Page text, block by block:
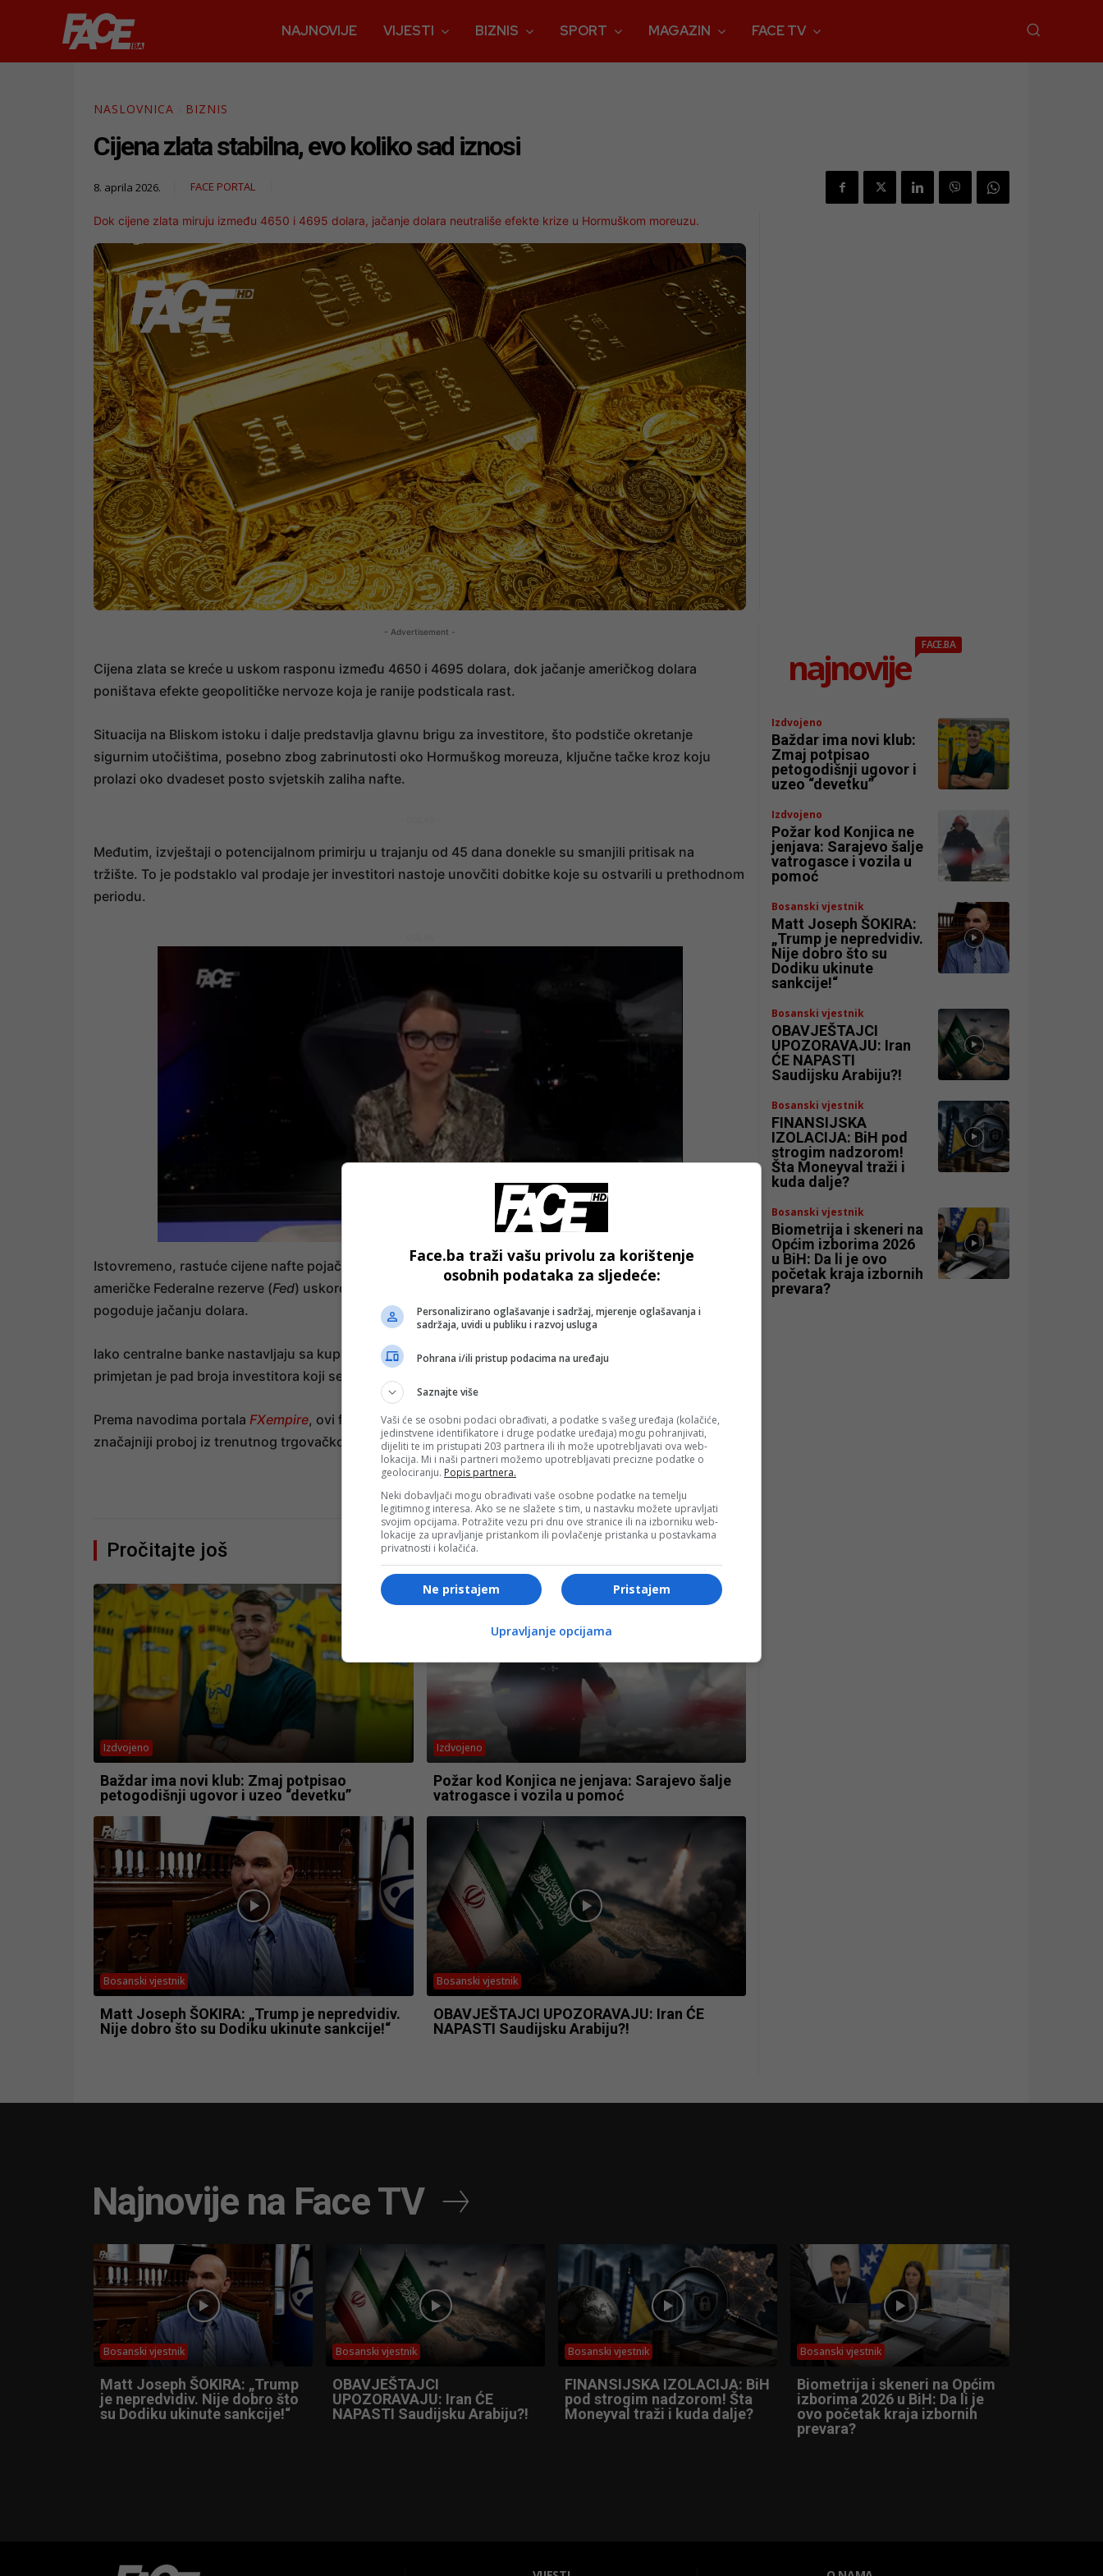
NAJNOVIJE VIJESTI BIZNIS SPORT MAGAZIN FACE TV
NASLOVNICA BIZNIS
Cijena zlata stabilna, evo koliko sad iznosi
8. aprila 2026. FACE PORTAL
Dok cijene zlata miruju između 4650 i 4695 dolara, jačanje dolara neutrališe efekte krize u Hormuškom moreuzu.
- Advertisement -
Cijena zlata se kreće u uskom rasponu između 4650 i 4695 dolara, dok jačanje američkog dolara
poništava efekte geopolitičke nervoze koja je ranije podsticala rast.
Situacija na Bliskom istoku i dalje predstavlja glavnu brigu za investitore, što podstiče okretanje
sigurnim utočištima, posebno zbog zabrinutosti oko Hormuškog moreuza, ključne tačke kroz koju
prolazi oko dvadeset posto svjetskih zaliha nafte.
Međutim, izvještaji o potencijalnom primirju u trajanju od 45 dana donekle su smanjili pritisak na
tržište. To je podstaklo val prodaje jer investitori nastoje unovčiti dobitke koje su ostvarili u prethodnom
periodu.
Istovremeno, rastuće cijene nafte pojačavaju zabrinutost zbog inflacije, što smanjuje očekivanja da će
američke Federalne rezerve (Fed) uskoro značajno smanjiti kamatne stope, a takav scenarij direktno
pogoduje jačanju dolara.
Iako centralne banke nastavljaju sa kupovinom, a potražnja na azijskom tržištu ostaje stabilna,
primjetan je pad broja investitora koji se prijavljuju za zlatne ETF-ove u zapadnim zemljama.
Prema navodima portala FXempire, ovi faktori trenutno vrše pritisak na cijenu zlata, sprečavajući
značajniji proboj iz trenutnog trgovačkog raspona.
Pročitajte još
Izdvojeno
Baždar ima novi klub: Zmaj potpisao
petogodišnji ugovor i uzeo “devetku”
Izdvojeno
Požar kod Konjica ne jenjava: Sarajevo šalje
vatrogasce i vozila u pomoć
Bosanski vjestnik
Matt Joseph ŠOKIRA: „Trump je nepredvidiv.
Nije dobro što su Dodiku ukinute sankcije!“
Bosanski vjestnik
OBAVJEŠTAJCI UPOZORAVAJU: Iran ĆE
NAPASTI Saudijsku Arabiju?!
najnovije
FACE.BA
Izdvojeno
Baždar ima novi klub:
Zmaj potpisao
petogodišnji ugovor i
uzeo “devetku”
Izdvojeno
Požar kod Konjica ne
jenjava: Sarajevo šalje
vatrogasce i vozila u
pomoć
Bosanski vjestnik
Matt Joseph ŠOKIRA:
„Trump je nepredvidiv.
Nije dobro što su
Dodiku ukinute
sankcije!“
Bosanski vjestnik
OBAVJEŠTAJCI
UPOZORAVAJU: Iran
ĆE NAPASTI
Saudijsku Arabiju?!
Bosanski vjestnik
FINANSIJSKA
IZOLACIJA: BiH pod
strogim nadzorom!
Šta Moneyval traži i
kuda dalje?
Bosanski vjestnik
Biometrija i skeneri na
Općim izborima 2026
u BiH: Da li je ovo
početak kraja izbornih
prevara?
Najnovije na Face TV
Bosanski vjestnik
Matt Joseph ŠOKIRA: „Trump
je nepredvidiv. Nije dobro što
su Dodiku ukinute sankcije!“
Bosanski vjestnik
OBAVJEŠTAJCI
UPOZORAVAJU: Iran ĆE
NAPASTI Saudijsku Arabiju?!
Bosanski vjestnik
FINANSIJSKA IZOLACIJA: BiH
pod strogim nadzorom! Šta
Moneyval traži i kuda dalje?
Bosanski vjestnik
Biometrija i skeneri na Općim
izborima 2026 u BiH: Da li je
ovo početak kraja izbornih
prevara?
Face.ba traži vašu privolu za korištenje
osobnih podataka za sljedeće:
Personalizirano oglašavanje i sadržaj, mjerenje oglašavanja i
sadržaja, uvidi u publiku i razvoj usluga
Pohrana i/ili pristup podacima na uređaju
Saznajte više
Vaši će se osobni podaci obrađivati, a podatke s vašeg uređaja (kolačiće,
jedinstvene identifikatore i druge podatke uređaja) mogu pohranjivati,
dijeliti te im pristupati 203 partnera ili ih može upotrebljavati ova web-
lokacija. Mi i naši partneri možemo upotrebljavati precizne podatke o
geolociranju. Popis partnera.
Neki dobavljači mogu obrađivati vaše osobne podatke na temelju
legitimnog interesa. Ako se ne slažete s tim, u nastavku možete upravljati
svojim opcijama. Potražite vezu pri dnu ove stranice ili na izborniku web-
lokacije za upravljanje pristankom ili povlačenje pristanka u postavkama
privatnosti i kolačića.
Pristajem
Ne pristajem
Upravljanje opcijama